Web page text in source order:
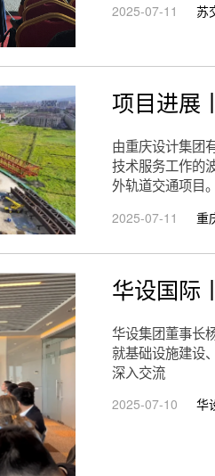
2025-07-11 苏
项目进展
由重庆设计集团
技术服务工作的
外轨道交通项目。
2025-07-11 重
华设国际
华设集团董事长
就基础设施建设
深入交流
2025-07-10 华